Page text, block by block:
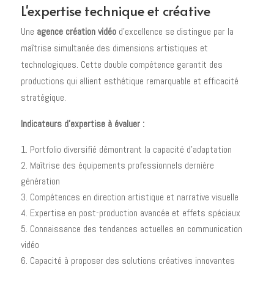
L'expertise technique et créative
Une agence création vidéod'excellence se distingue par la
maîtrise simultanée des dimensions artistiques et
technologiques. Cette double compétence garantit des
productions qui allient esthétique remarquable et efficacité
stratégique.
Indicateurs d'expertise à évaluer :
Portfolio diversifié démontrant la capacité d'adaptation
Maîtrise des équipements professionnels dernière
génération
Compétences en direction artistique et narrative visuelle
Expertise en post-production avancée et effets spéciaux
Connaissance des tendances actuelles en communication
vidéo
Capacité à proposer des solutions créatives innovantes